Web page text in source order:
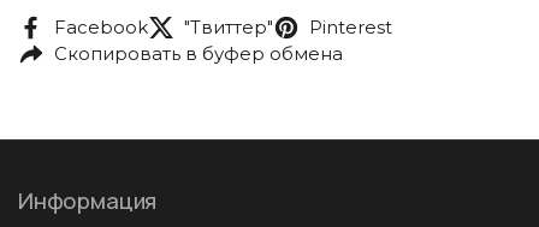
Facebook "Твиттер"
Pinterest
Скопировать в буфер обмена
Информация